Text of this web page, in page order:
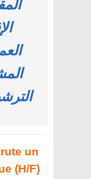
الترشيح
un
(H/F)